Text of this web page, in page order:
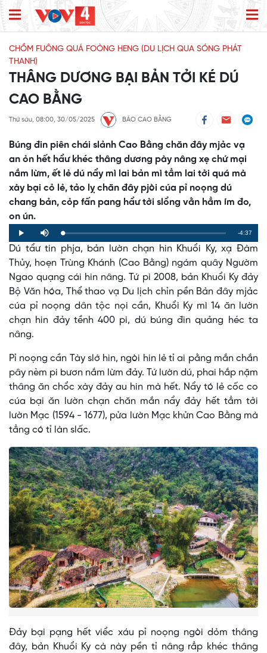
CHỒM FUÔNG QUÁ FOÒNG HENG (DU LỊCH QUA SÓNG PHÁT
THANH)
THÂNG DƯƠNG BẠI BẢN TỞI KÉ DÚ
CAO BẰNG
Thứ sáu, 08:00, 30/05/2025 BÁO CAO BẰNG
Búng đin piên chái slảnh Cao Bằng chăn đây mjảc vạ
an ỏn hết hẩư khéc thâng dương pày nâng xẹ chứ mại
nắm lừm, ết lẻ dú nẩy mì lai bản mì tẳm lai tởi quá mà
xày bại cỏ lẻ, tảo lỵ chăn đây pjòi cúa pỉ noọng dú
chang bản, cỏp fấn pang hẩư tởi slổng vằn hẳm ím đo,
on ún.
Play Mute Loaded:
0%
Progress:
0%
Remaining
Time
-4:37
Dú tẩư tin phja, bản lườn chạn hin Khuổi Ky, xạ Đàm
Thủy, hoẹn Trùng Khánh (Cao Bằng) ngám quây Ngườm
Ngao quạng cái hin nâng. Tứ pi 2008, bản Khuổi Ky đảy
Bộ Văn hóa, Thể thao vạ Du lịch chỉn pền Bản đây mjảc
cúa pỉ noọng dân tộc nọi cần, Khuổi Ky mì 14 ăn lườn
chạn hin đảy tềnh 400 pi, dú búng đin quảng héc ta
nâng.
Pỉ noọng cần Tày slớ hin, ngòi hin lẻ tỉ ai pằng mắn chắn
pây nèm pi bươn nắm lừm đảy. Tứ lườn dú, phai hắp nặm
thâng ăn chổc xày đảy au hin mà hết. Nẩy tó lẻ cốc co
cúa bại ăn lườn chạn chăn mắn nẩy đảy hết tẳm tởi
lườn Mạc (1594 - 1677), pửa lườn Mạc khửn Cao Bằng mà
tẳng có tỉ làn slấc.
Đảy bại pạng hết viểc xáu pỉ noọng ngòi dỏm thâng
đây, bản Khuổi Ky cà này pền tỉ nâng rẳp khéc thâng